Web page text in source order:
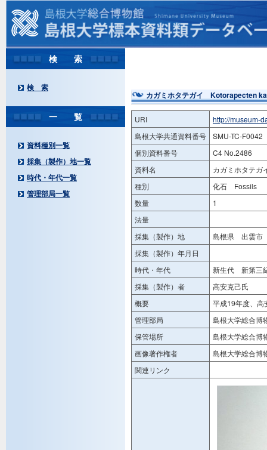
検 索
検 索
一 覧
資料種別一覧
採集（製作）地一覧
時代・年代一覧
管理部局一覧
カガミホタテガイ Kotorapecten
URI
http://museum-
島根大学共通資料番号
SMU-TC-F0042
個別資料番号
C4 No.2486
資料名
カガミホタテ
種別
化石 Fossils
数量
1
法量
採集（製作）地
島根県 出雲市
採集（製作）年月日
時代・年代
新生代 新第三
採集（製作）者
高安克己氏
概要
平成19年度、高
管理部局
島根大学総合博
保管場所
島根大学総合博
画像著作権者
島根大学総合博
関連リンク